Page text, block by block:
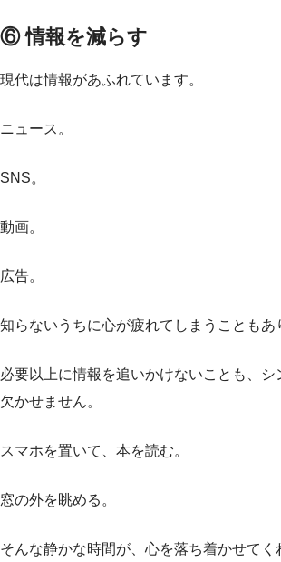
⑥ 情報を減らす
現代は情報があふれています。
ニュース。
SNS。
動画。
広告。
知らないうちに心が疲れてしまうこともあ
必要以上に情報を追いかけないことも、シ
欠かせません。
スマホを置いて、本を読む。
窓の外を眺める。
そんな静かな時間が、心を落ち着かせてく